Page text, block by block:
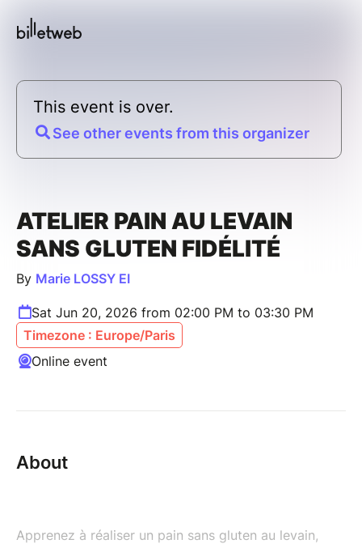
This event is over.
See other events from this organizer
ATELIER PAIN AU LEVAIN
SANS GLUTEN FIDÉLITÉ
By Marie LOSSY EI
Sat Jun 20, 2026 from 02:00 PM to 03:30 PM
Timezone : Europe/Paris
Online event
About
Apprenez à réaliser un pain sans gluten au levain,